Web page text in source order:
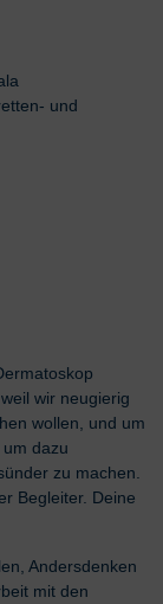
und
wir neugierig
wollen, und um
dazu
zu machen.
Begleiter. Deine
Andersdenken
mit den